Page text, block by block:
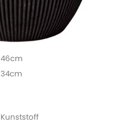
46
34
Kunststoff